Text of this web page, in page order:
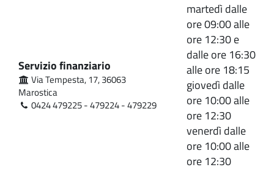
Servizio finanziario
Via Tempesta, 17, 36063
Marostica
0424 479225 - 479224 - 479229
martedì dalle
ore 09:00 alle
ore 12:30 e
dalle ore 16:30
alle ore 18:15
giovedì dalle
ore 10:00 alle
ore 12:30
venerdì dalle
ore 10:00 alle
ore 12:30